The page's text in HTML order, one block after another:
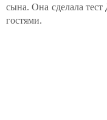
сына. Она сделала
гостями.